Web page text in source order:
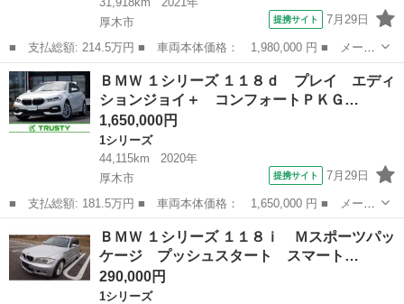
厚木市
提携サイト 7月29日
■ 支払総額: 214.5万円 ■ 車両本体価格： 1,980,000 円 ■ メーカ
ー名： ＢＭＷ ■ 車種名： １シリーズ ■ グレード名： １１８
ｄ Ｍスポーツ エディションジョイ＋ コンフォートＰＫＧ／ｉＤ
ｒｉｖｅ...
神奈川 厚木市
ＢＭＷ １シリーズ １１８ｄ プレイ エディ
ションジョイ＋ コンフォートＰＫＧ…
1,650,000円
1シリーズ
44,115km
2020年
厚木市
提携サイト 7月29日
■ 支払総額: 181.5万円 ■ 車両本体価格： 1,650,000 円 ■ メーカ
ー名： ＢＭＷ ■ 車種名： １シリーズ ■ グレード名： １１８
ｄ プレイ エディションジョイ＋ コンフォートＰＫＧ／ｉＤｒｉ
ｖｅナビ...
ＢＭＷ １シリーズ １１８ｉ Ｍスポーツパッ
ケージ プッシュスタート スマート…
290,000円
1シリーズ